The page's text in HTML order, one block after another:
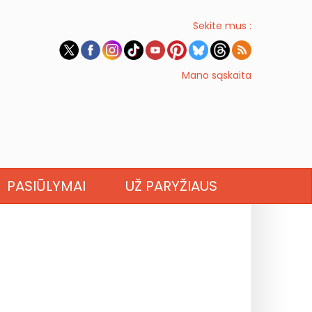
Sekite mus :
Mano sąskaita
PASIŪLYMAI UŽ PARYŽIAUS